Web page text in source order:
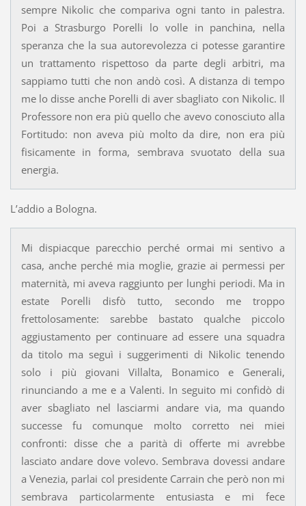
sempre Nikolic che compariva ogni tanto in palestra.
Poi a Strasburgo Porelli lo volle in panchina, nella
speranza che la sua autorevolezza ci potesse garantire
un trattamento rispettoso da parte degli arbitri, ma
sappiamo tutti che non andò così. A distanza di tempo
me lo disse anche Porelli di aver sbagliato con Nikolic. Il
Professore non era più quello che avevo conosciuto alla
Fortitudo: non aveva più molto da dire, non era più
fisicamente in forma, sembrava svuotato della sua
energia.
L’addio a Bologna.
Mi dispiacque parecchio perché ormai mi sentivo a
casa, anche perché mia moglie, grazie ai permessi per
maternità, mi aveva raggiunto per lunghi periodi. Ma in
estate Porelli disfò tutto, secondo me troppo
frettolosamente: sarebbe bastato qualche piccolo
aggiustamento per continuare ad essere una squadra
da titolo ma seguì i suggerimenti di Nikolic tenendo
solo i più giovani Villalta, Bonamico e Generali,
rinunciando a me e a Valenti. In seguito mi confidò di
aver sbagliato nel lasciarmi andare via, ma quando
successe fu comunque molto corretto nei miei
confronti: disse che a parità di offerte mi avrebbe
lasciato andare dove volevo. Sembrava dovessi andare
a Venezia, parlai col presidente Carrain che però non mi
sembrava particolarmente entusiasta e mi fece